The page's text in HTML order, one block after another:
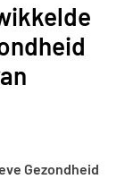
Gezondheid